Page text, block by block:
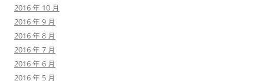
2016 年 10 月
2016 年 9 月
2016 年 8 月
2016 年 7 月
2016 年 6 月
2016 年 5 月